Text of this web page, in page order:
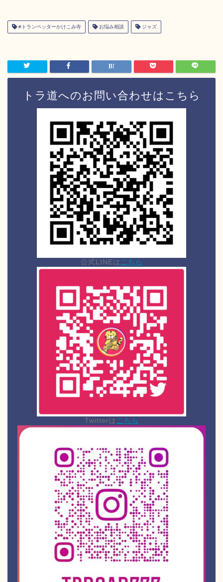
#トランペッターかけこみ寺 お悩み相談 ジャズ
トラ道へのお問い合わせはこちら
公式LINEは こちら
Twitterは こちら